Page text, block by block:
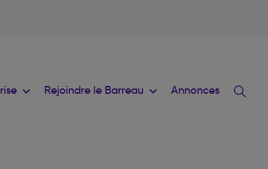
Rejoindre le Barreau Annonces